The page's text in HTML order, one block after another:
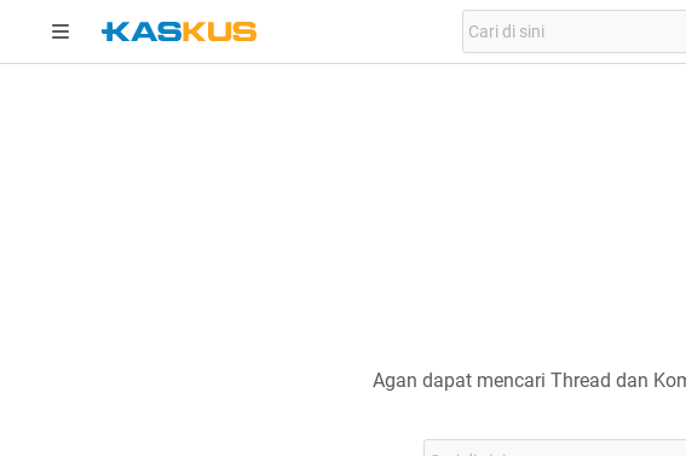
Agan dapat mencari Thread dan